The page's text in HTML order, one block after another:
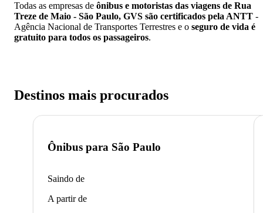
Todas as empresas de ônibus e motoristas das viagens de Rua
Treze de Maio - São Paulo, GVS são certificados pela ANTT -
Agência Nacional de Transportes Terrestres e o seguro de vida é
gratuito para todos os passageiros.
Destinos mais procurados
Ônibus para São Paulo
Saindo de
A partir de